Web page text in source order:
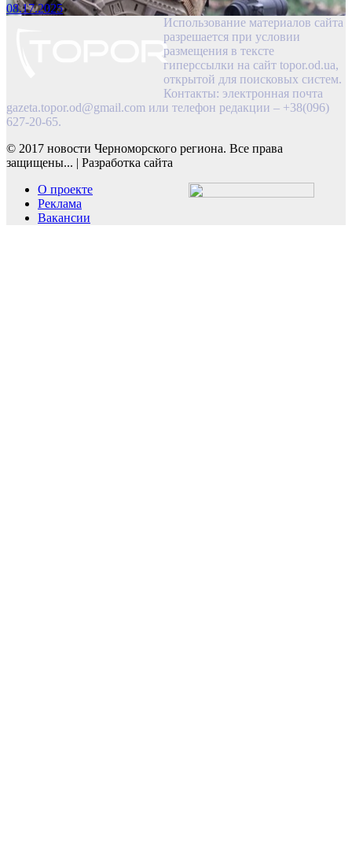
08.17.2025
Использование материалов сайта
разрешается при условии
размещения в тексте
гиперссылки на сайт topor.od.ua,
открытой для поисковых систем.
Контакты: электронная почта
gazeta.topor.od@gmail.com или телефон редакции – +38(096)
627-20-65.
© 2017 новости Черноморского региона. Все права
защищены... | Разработка сайта
О проекте
Реклама
Вакансии